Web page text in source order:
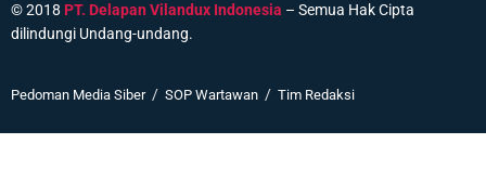
© 2018 PT. Delapan Vilandux Indonesia – Semua Hak Cipta
dilindungi Undang-undang.
Pedoman Media Siber SOP Wartawan Tim Redaksi